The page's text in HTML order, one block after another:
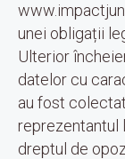
unei obligații
Ulterior
datelor cu
au fost
reprezentantul
dreptul de